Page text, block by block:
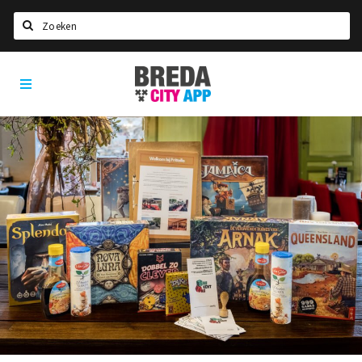
Home
Agenda
Deals
Party pics
Nieuws, interviews & blogs
Eten
Drinken
Slapen
Recreatief
Winkels
Breda
City
App